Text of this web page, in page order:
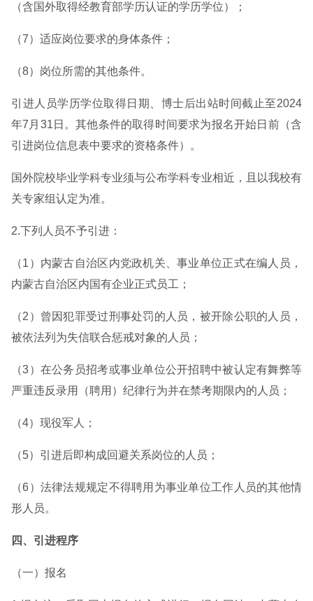
（含国外取得经教育部学历认证的学历学位）；
（7）适应岗位要求的身体条件；
（8）岗位所需的其他条件。
引进人员学历学位取得日期、博士后出站时间截止至2024
年7月31日。其他条件的取得时间要求为报名开始日前（含
引进岗位信息表中要求的资格条件）。
国外院校毕业学科专业须与公布学科专业相近，且以我校有
关专家组认定为准。
2.下列人员不予引进：
（1）内蒙古自治区内党政机关、事业单位正式在编人员，
内蒙古自治区内国有企业正式员工；
（2）曾因犯罪受过刑事处罚的人员，被开除公职的人员，
被依法列为失信联合惩戒对象的人员；
（3）在公务员招考或事业单位公开招聘中被认定有舞弊等
严重违反录用（聘用）纪律行为并在禁考期限内的人员；
（4）现役军人；
（5）引进后即构成回避关系岗位的人员；
（6）法律法规规定不得聘用为事业单位工作人员的其他情
形人员。
四、引进程序
（一）报名